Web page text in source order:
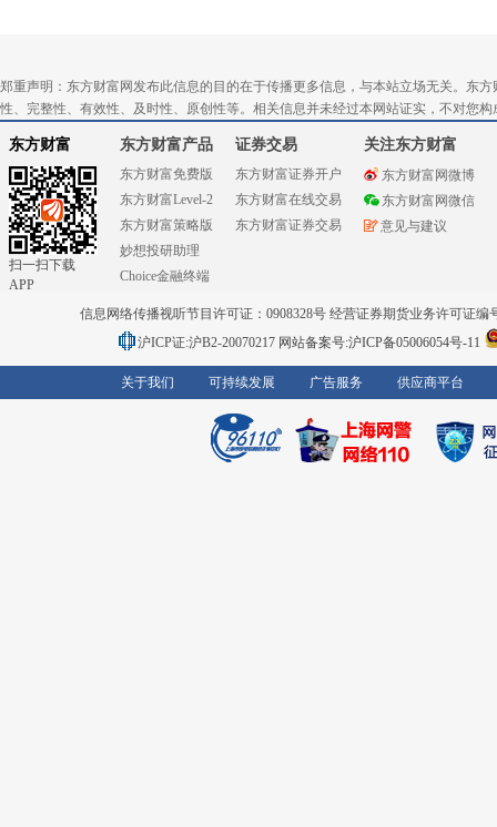
郑重声明：东方财富网发布此信息的目的在于传播更多信息，与本站立场无关。东
性、完整性、有效性、及时性、原创性等。相关信息并未经过本网站证实，不对您
东方财富
扫一扫下载
APP
东方财富产品
东方财富免费版
东方财富Level-2
东方财富策略版
妙想投研助理
Choice金融终端
证券交易
东方财富证券开户
东方财富在线交易
东方财富证券交易
关注东方财富
东方财富网微博
东方财富网微信
意见与建议
信息网络传播视听节目许可证：0908328号 经营证券期货业务许可证编
沪ICP证:沪B2-20070217 网站备案号:沪ICP备05006054号-11
关于我们 可持续发展 广告服务 供应商平台